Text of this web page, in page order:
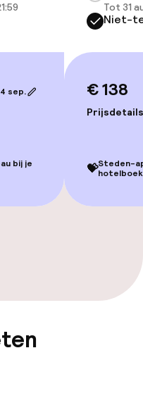
beschikbaar
sep.
bij je
Tot 31
Niet-
€ 138
Prijsdetails
💝Steden-